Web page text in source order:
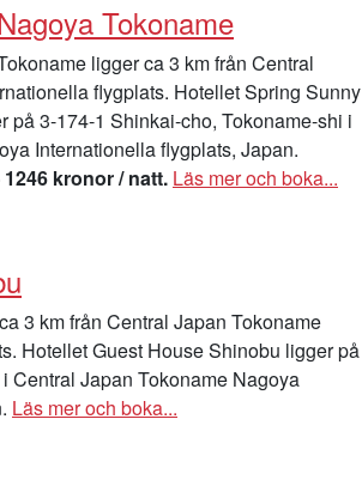
Tokoname
ligger ca 3 km från Central
flygplats. Hotellet Spring Sunny
på 3-174-1 Shinkai-cho, Tokoname-shi i
Internationella flygplats, Japan.
kronor / natt. Läs mer och boka...
3 km från Central Japan Tokoname
Hotellet Guest House Shinobu ligger på
Central Japan Tokoname Nagoya
Läs mer och boka...